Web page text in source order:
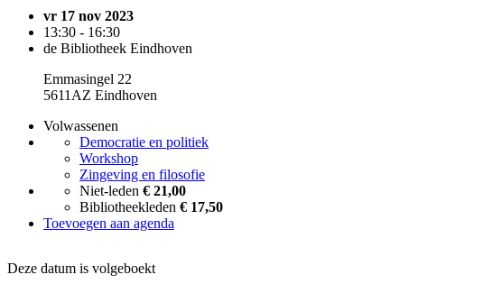
vr 17 nov 2023
13:30 - 16:30
de Bibliotheek Eindhoven
Emmasingel 22
5611AZ Eindhoven
Volwassenen
Democratie en politiek
Workshop
Zingeving en filosofie
Niet-leden € 21,00
Bibliotheekleden € 17,50
Toevoegen aan agenda
Deze datum is volgeboekt